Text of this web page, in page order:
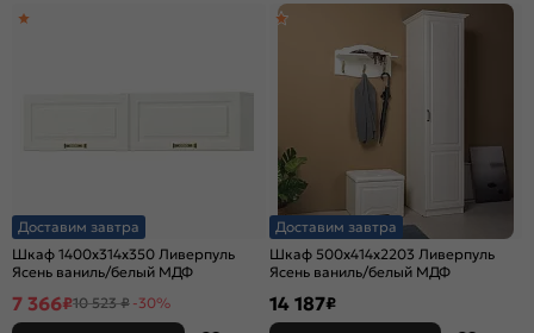
Доставим завтра
Шкаф 1400x314x350 Ливерпуль
Ясень ваниль/белый МДФ
7 366₽10 523 ₽ -30%
Доставим завтра
Шкаф 500x414x2203 Ливерпуль
Ясень ваниль/белый МДФ
14 187₽